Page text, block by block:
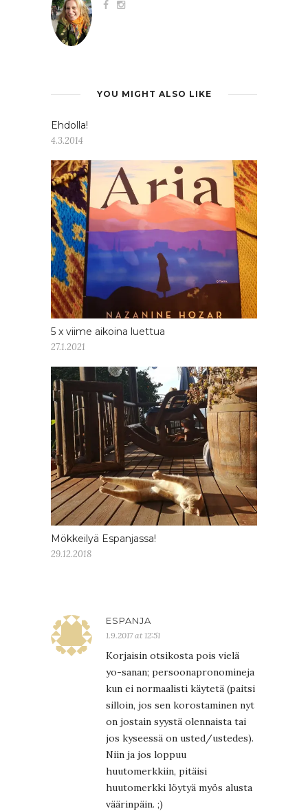
YOU MIGHT ALSO LIKE
Ehdolla!
4.3.2014
5 x viime aikoina luettua
27.1.2021
Mökkeilyä Espanjassa!
29.12.2018
ESPANJA
1.9.2017 at 12:51
Korjaisin otsikosta pois vielä
yo-sanan; persoonapronomineja
kun ei normaalisti käytetä (paitsi
silloin, jos sen korostaminen nyt
on jostain syystä olennaista tai
jos kyseessä on usted/ustedes).
Niin ja jos loppuu
huutomerkkiin, pitäisi
huutomerkki löytyä myös alusta
väärinpäin. ;)